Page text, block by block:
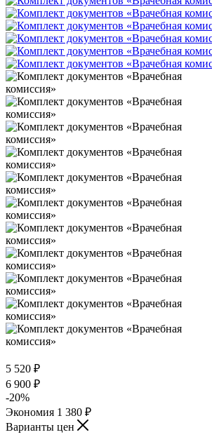
5 520 ₽
6 900 ₽
-20%
Экономия 1 380 ₽
Варианты цен